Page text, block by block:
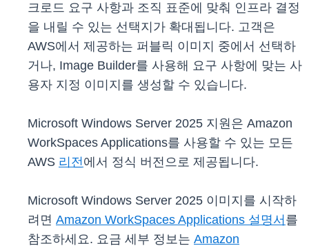
크로드 요구 사항과 조직 표준에 맞춰 인프라 결정
을 내릴 수 있는 선택지가 확대됩니다. 고객은
AWS에서 제공하는 퍼블릭 이미지 중에서 선택하
거나, Image Builder를 사용해 요구 사항에 맞는 사
용자 지정 이미지를 생성할 수 있습니다.
Microsoft Windows Server 2025 지원은 Amazon
WorkSpaces Applications를 사용할 수 있는 모든
AWS 리전에서 정식 버전으로 제공됩니다.
Microsoft Windows Server 2025 이미지를 시작하
려면 Amazon WorkSpaces Applications 설명서 를
참조하세요. 요금 세부 정보는 Amazon